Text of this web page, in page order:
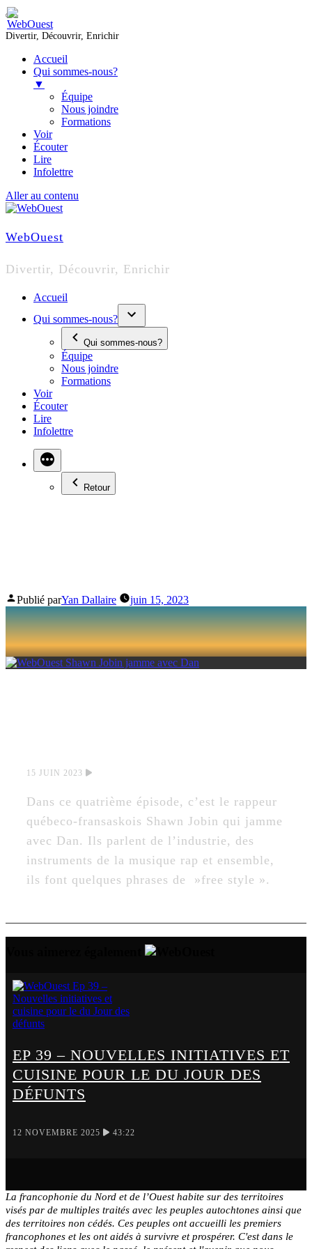
Divertir, Découvrir, Enrichir
Accueil
Qui sommes-nous?
▼
Équipe
Nous joindre
Formations
Voir
Écouter
Lire
Infolettre
Aller au contenu
WebOuest
Divertir, Découvrir, Enrichir
Accueil
Qui sommes-nous?
Qui sommes-nous?
Équipe
Nous joindre
Formations
Voir
Écouter
Lire
Infolettre
Retour
Publié parYan Dallaire juin 15, 2023
15 JUIN 2023
Dans ce quatrième épisode, c’est le rappeur
québeco-fransaskois Shawn Jobin qui jamme
avec Dan. Ils parlent de l’industrie, des
instruments de la musique rap et ensemble,
ils font quelques phrases de »free style ».
EP 39 – NOUVELLES INITIATIVES ET
CUISINE POUR LE DU JOUR DES
DÉFUNTS
12 NOVEMBRE 2025 43:22
La francophonie du Nord et de l’Ouest habite sur des territoires
visés par de multiples traités avec les peuples autochtones ainsi que
des territoires non cédés. Ces peuples ont accueilli les premiers
francophones et les ont aidés à survivre et prospérer. C'est dans le